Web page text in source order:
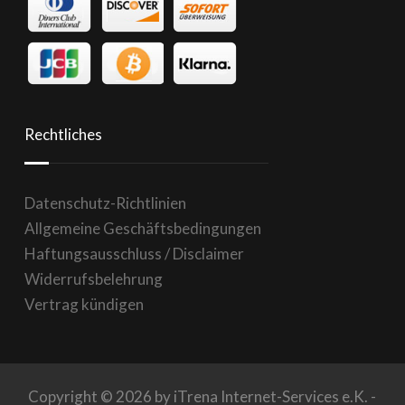
Rechtliches
Datenschutz-Richtlinien
Allgemeine Geschäftsbedingungen
Haftungsausschluss / Disclaimer
Widerrufsbelehrung
Vertrag kündigen
Copyright © 2026 by iTrena Internet-Services e.K. -